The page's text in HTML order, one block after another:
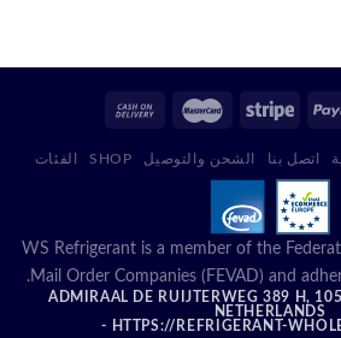
اتصل بنا الشحن والتوصيل SHOP الفئات
WS Refrigerant is a member of the
Mail Order Companies (FEVAD) and
ADMIRAAL DE RUIJTERWEG 389 H,
NETHERLANDS